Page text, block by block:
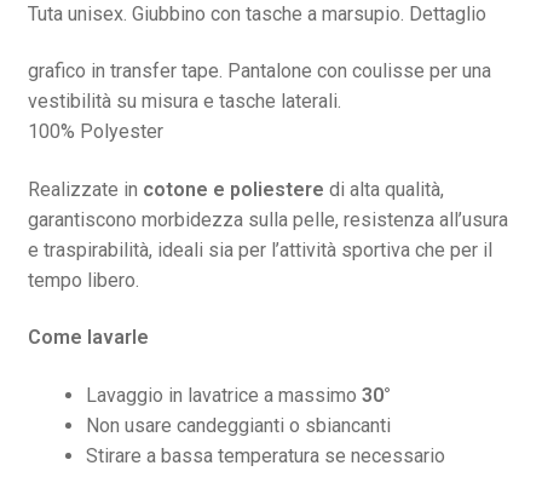
Tuta unisex. Giubbino con tasche a marsupio. Dettaglio
grafico in transfer tape. Pantalone con coulisse per una
vestibilità su misura e tasche laterali.
100% Polyester
Realizzate in cotone e poliestere di alta qualità,
garantiscono morbidezza sulla pelle, resistenza all’usura
e traspirabilità, ideali sia per l’attività sportiva che per il
tempo libero.
Come lavarle
Lavaggio in lavatrice a massimo 30°
Non usare candeggianti o sbiancanti
Stirare a bassa temperatura se necessario